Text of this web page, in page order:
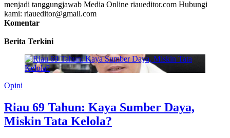
menjadi tanggungjawab Media Online riaueditor.com Hubungi
kami: riaueditor@gmail.com
Komentar
Berita Terkini
Opini
Riau 69 Tahun: Kaya Sumber Daya,
Miskin Tata Kelola?